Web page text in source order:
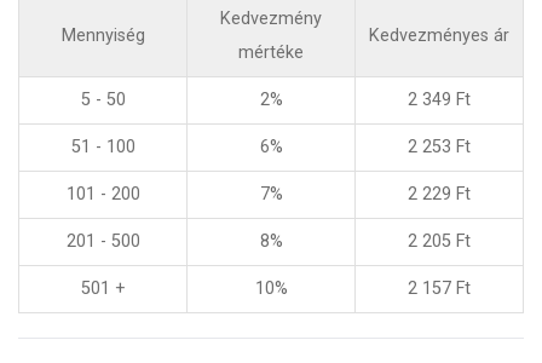
Mennyiség
Kedvezmény
mértéke
Kedvezményes ár
5 - 50 2% 2 349 Ft
51 - 100 6% 2 253 Ft
101 - 200 7% 2 229 Ft
201 - 500 8% 2 205 Ft
501 + 10% 2 157 Ft